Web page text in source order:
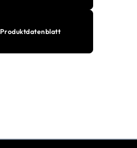
Produktdatenblatt